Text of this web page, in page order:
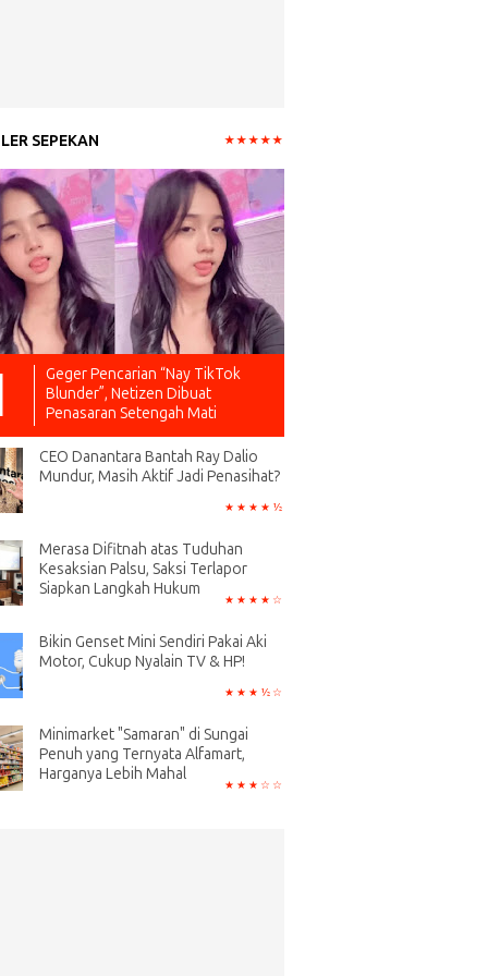
SEPEKAN
Geger Pencarian “Nay TikTok
Blunder”, Netizen Dibuat
Penasaran Setengah Mati
CEO Danantara Bantah Ray Dalio
Mundur, Masih Aktif Jadi Penasihat?
Merasa Difitnah atas Tuduhan
Kesaksian Palsu, Saksi Terlapor
Siapkan Langkah Hukum
Bikin Genset Mini Sendiri Pakai Aki
Motor, Cukup Nyalain TV & HP!
Minimarket "Samaran" di Sungai
Penuh yang Ternyata Alfamart,
Harganya Lebih Mahal